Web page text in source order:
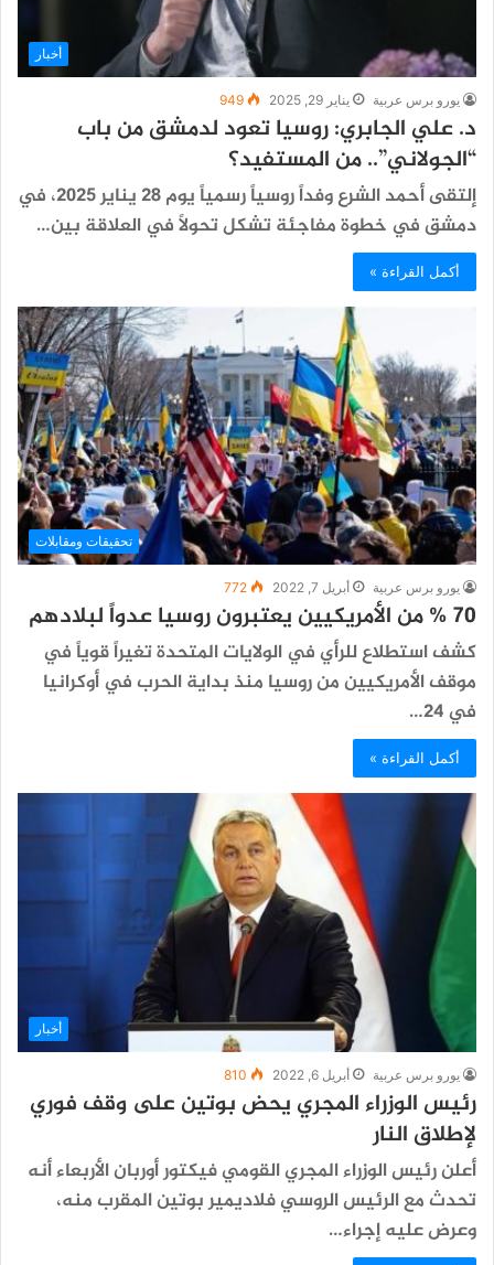
أخبار
يورو برس عربية يناير 29, 2025 949
د. علي الجابري: روسيا تعود لدمشق من باب
“الجولاني”.. من المستفيد؟
إلتقى أحمد الشرع وفداً روسياً رسمياً يوم 28 يناير 2025، في
دمشق في خطوة مفاجئة تشكل تحولاً في العلاقة بين…
أكمل القراءة »
تحقيقات ومقابلات
يورو برس عربية أبريل 7, 2022 772
70 % من الأمريكيين يعتبرون روسيا عدواً لبلادهم
كشف استطلاع للرأي في الولايات المتحدة تغيراً قوياً في
موقف الأمريكيين من روسيا منذ بداية الحرب في أوكرانيا
في 24…
أكمل القراءة »
أخبار
يورو برس عربية أبريل 6, 2022 810
رئيس الوزراء المجري يحض بوتين على وقف فوري
لإطلاق النار
أعلن رئيس الوزراء المجري القومي فيكتور أوربان الأربعاء أنه
تحدث مع الرئيس الروسي فلاديمير بوتين المقرب منه،
وعرض عليه إجراء…